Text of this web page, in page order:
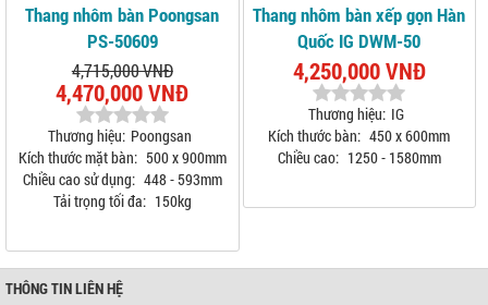
Thang nhôm bàn Poongsan
PS-50609
4,715,000 VNĐ
4,470,000 VNĐ
Thương hiệu: Poongsan
Kích thước mặt bàn: 500 x 900mm
Chiều cao sử dụng: 448 - 593mm
Tải trọng tối đa: 150kg
Thang nhôm bàn xếp gọn Hàn
Quốc IG DWM-50
4,250,000 VNĐ
Thương hiệu: IG
Kích thước bàn: 450 x 600mm
Chiều cao: 1250 - 1580mm
THÔNG TIN LIÊN HỆ